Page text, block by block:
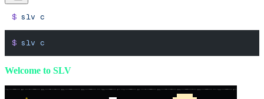
$ slv c
$ slv c
Welcome to SLV